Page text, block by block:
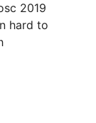
2019
hard to